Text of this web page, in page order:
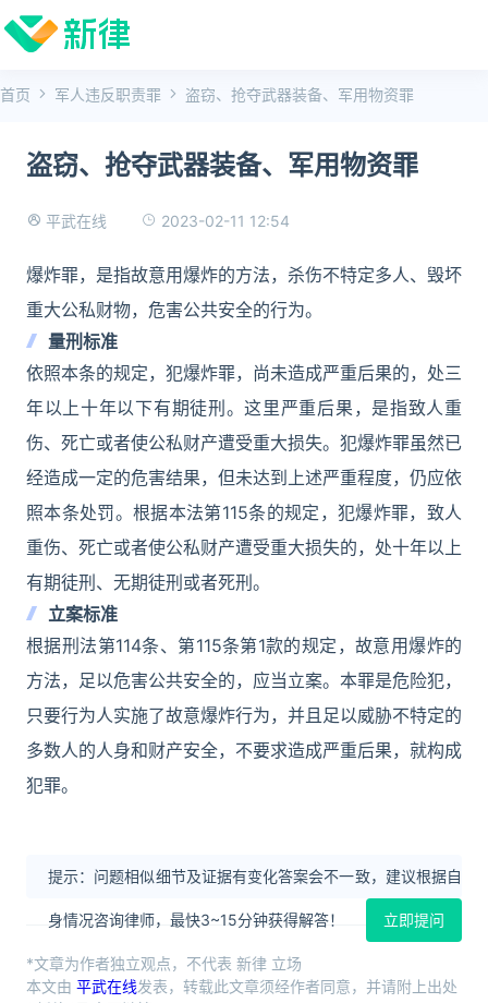
首页 军人违反职责罪 盗窃、抢夺武器装备、军用物资罪
盗窃、抢夺武器装备、军用物资罪
平武在线 2023-02-11 12:54
爆炸罪，是指故意用爆炸的方法，杀伤不特定多人、毁坏
重大公私财物，危害公共安全的行为。
量刑标准
依照本条的规定，犯爆炸罪，尚未造成严重后果的，处三
年以上十年以下有期徒刑。这里严重后果，是指致人重
伤、死亡或者使公私财产遭受重大损失。犯爆炸罪虽然已
经造成一定的危害结果，但未达到上述严重程度，仍应依
照本条处罚。根据本法第115条的规定，犯爆炸罪，致人
重伤、死亡或者使公私财产遭受重大损失的，处十年以上
有期徒刑、无期徒刑或者死刑。
立案标准
根据刑法第114条、第115条第1款的规定，故意用爆炸的
方法，足以危害公共安全的，应当立案。本罪是危险犯，
只要行为人实施了故意爆炸行为，并且足以威胁不特定的
多数人的人身和财产安全，不要求造成严重后果，就构成
犯罪。
提示：问题相似细节及证据有变化答案会不一致，建议根据自
身情况咨询律师，最快3~15分钟获得解答！ 立即提问
*文章为作者独立观点，不代表 新律 立场
本文由 平武在线发表，转载此文章须经作者同意，并请附上出处